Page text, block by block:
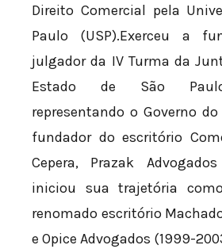
Direito Comercial pela
Paulo (USP).Exerceu a
julgador da IV Turma da
Estado de São Paulo
representando o Governo
fundador do escritório
Cepera, Prazak
iniciou sua trajetória
renomado escritório
e Opice Advogados (1999-